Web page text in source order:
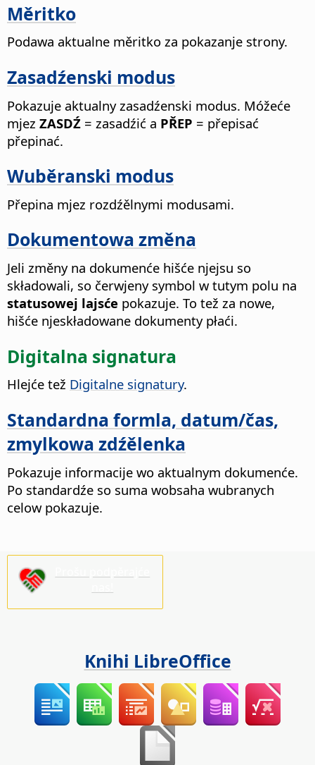
Měritko
Podawa aktualne měritko za pokazanje strony.
Zasadźenski modus
Pokazuje aktualny zasadźenski modus. Móžeće
mjez ZASDŹ = zasadźić a PŘEP = přepisać
přepinać.
Wuběranski modus
Přepina mjez rozdźělnymi modusami.
Dokumentowa změna
Jeli změny na dokumenće hišće njejsu so
składowali, so čerwjeny symbol w tutym polu na
statusowej lajsće pokazuje. To tež za nowe,
hišće njeskładowane dokumenty płaći.
Digitalna signatura
Hlejće tež Digitalne signatury.
Standardna formla, datum/čas,
zmylkowa zdźělenka
Pokazuje informacije wo aktualnym dokumenće.
Po standardźe so suma wobsaha wubranych
celow pokazuje.
Knihi LibreOffice